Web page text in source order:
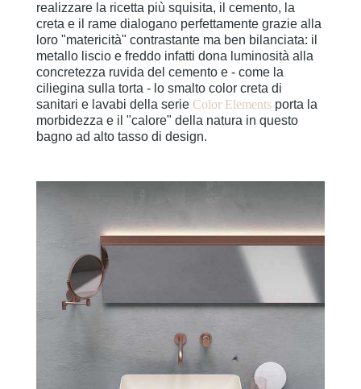
realizzare la ricetta più squisita, il cemento, la
creta e il rame dialogano perfettamente grazie alla
loro "matericità" contrastante ma ben bilanciata: il
metallo liscio e freddo infatti dona luminosità alla
concretezza ruvida del cemento e - come la
ciliegina sulla torta - lo smalto color creta di
sanitari e lavabi della serie Color Elements porta la
morbidezza e il "calore" della natura in questo
bagno ad alto tasso di design.